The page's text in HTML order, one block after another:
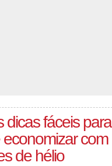
dicas fáceis para
com
de hélio